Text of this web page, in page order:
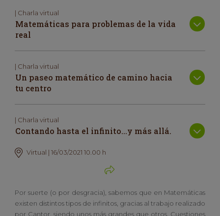
| Charla virtual
Matemáticas para problemas de la vida
real
| Charla virtual
Un paseo matemático de camino hacia
tu centro
| Charla virtual
Contando hasta el infinito…y más allá.
Virtual | 16/03/2021 10.00 h
Por suerte (o por desgracia), sabemos que en Matemáticas
existen distintos tipos de infinitos, gracias al trabajo realizado
por Cantor, siendo unos más grandes que otros. Cuestiones